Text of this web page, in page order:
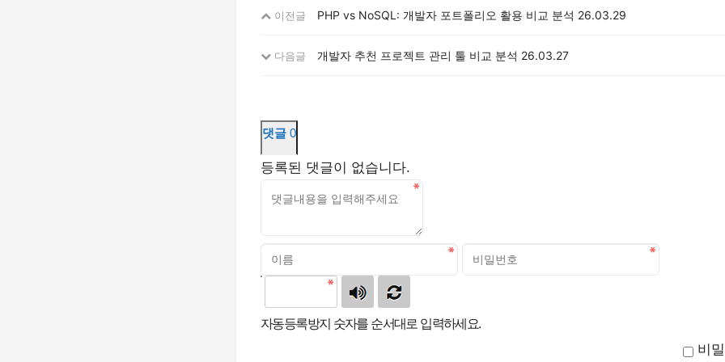
이전글 PHP vs NoSQL: 개발자 포트폴리오 활용 비교 분석 26.03.29
다음글 개발자 추천 프로젝트 관리 툴 비교 분석 26.03.27
댓글 0
등록된 댓글이 없습니다.
자동등록방지 숫자를 순서대로 입력하세요.
비